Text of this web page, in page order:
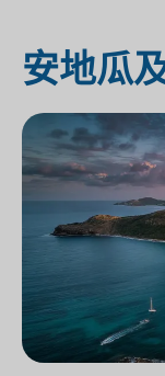
安地瓜